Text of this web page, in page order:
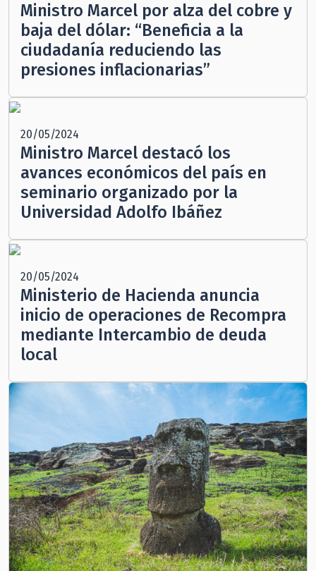
Ministro Marcel por alza del cobre y
baja del dólar: “Beneficia a la
ciudadanía reduciendo las
presiones inflacionarias”
20/05/2024
Ministro Marcel destacó los
avances económicos del país en
seminario organizado por la
Universidad Adolfo Ibáñez
20/05/2024
Ministerio de Hacienda anuncia
inicio de operaciones de Recompra
mediante Intercambio de deuda
local